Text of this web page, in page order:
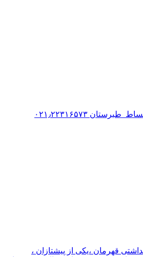
۰۲۱٫۲۲۳۱۶۵۷۳
مدیر قهرمان نیک جو سال تاسیس ۱۳۵۹ کارخانه شیرالات بهداشتی قهرمان ،یکی از پیشتازان ،